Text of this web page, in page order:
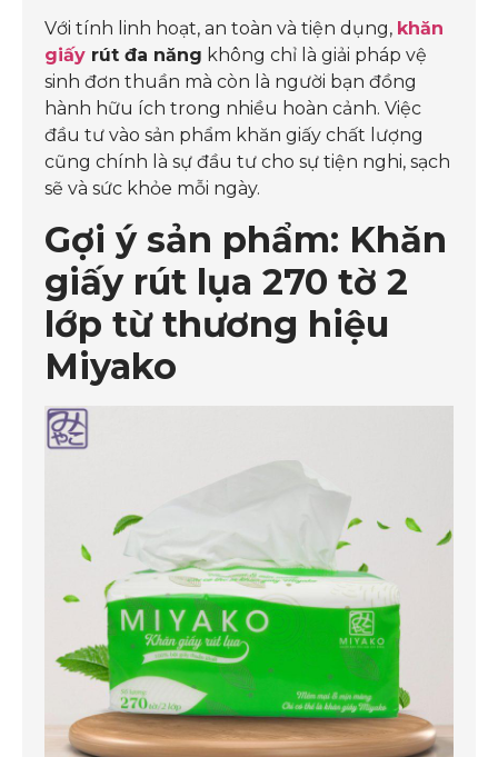
Với tính linh hoạt, an toàn và tiện dụng, khăn
giấy rút đa năng không chỉ là giải pháp vệ
sinh đơn thuần mà còn là người bạn đồng
hành hữu ích trong nhiều hoàn cảnh. Việc
đầu tư vào sản phẩm khăn giấy chất lượng
cũng chính là sự đầu tư cho sự tiện nghi, sạch
sẽ và sức khỏe mỗi ngày.
Gợi ý sản phẩm: Khăn
giấy rút lụa 270 tờ 2
lớp từ thương hiệu
Miyako